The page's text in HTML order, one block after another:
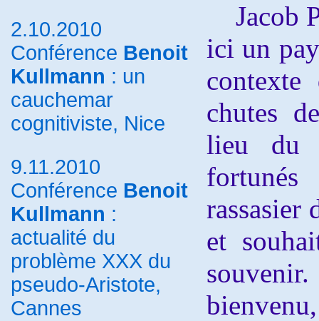
2.10.2010
Conférence Benoit
Kullmann : un
cauchemar
cognitiviste, Nice
9.11.2010
Conférence Benoit
Kullmann :
actualité du
problème XXX du
pseudo-Aristote,
Cannes
Jacob
ici un
chutes
lieu du
rassasier
et